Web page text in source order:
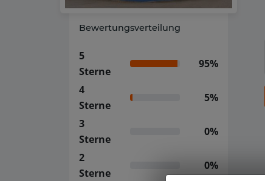
Bewertungsverteilung
5
Sterne
95%
4
Sterne
5%
3
Sterne
0%
2
Sterne
0%